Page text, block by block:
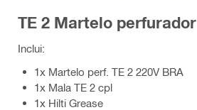
TE 2 Martelo perfurador
Inclui:
1x Martelo perf. TE 2 220V BRA
1x Mala TE 2 cpl
1x Hilti Grease